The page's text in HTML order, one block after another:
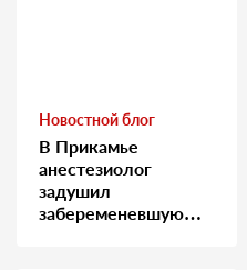
Новостной блог
В Прикамье
анестезиолог
задушил
забеременевшую